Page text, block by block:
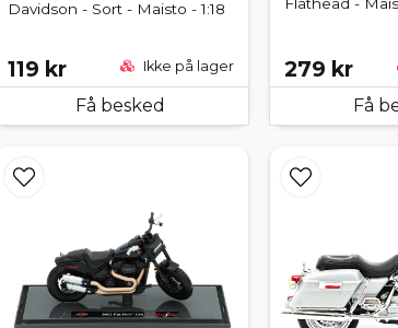
Davidson - Sort - Maisto - 1:18
119 kr Ikke på lager
Få besked
Flathead -
279 kr
Få